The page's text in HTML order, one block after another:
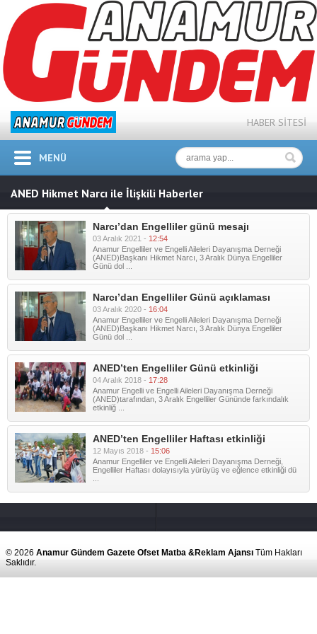
HABER SİTESİ
MENÜ
ANED Hikmet Narcı ile İlişkili Haberler
Narcı’dan Engelliler günü mesajı
03 Aralık 2021 - 12:54
Anamur Engelliler ve Engelli Aileleri Dayanışma Derneği
(ANED)Başkanı Hikmet Narcı, 3 Aralık Dünya Engelliler
Günü dol ...
Narcı’dan Engelliler Günü açıklaması
03 Aralık 2020 - 16:04
Anamur Engelliler ve Engelli Aileleri Dayanışma Derneği
(ANED)Başkanı Hikmet Narcı, 3 Aralık Dünya Engelliler
Günü dol ...
ANED’ten Engelliler Günü etkinliği
04 Aralık 2018 - 17:28
Anamur Engelli ve Engelli Aileleri Dayanışma Derneği
(ANED)tarafından, 3 Aralık Engelliler Gününde farkındalık
etkinliğ ...
ANED’ten Engelliler Haftası etkinliği
12 Mayıs 2018 - 15:06
Anamur Engelliler ve Engelli Aileleri Dayanışma Derneği,
Engelliler Haftası dolayısıyla yürüyüş ve eğlence etkinliği dü
© 2026 Anamur Gündem Gazete Ofset Matba &Reklam Ajansı Tüm Hakları
Saklıdır.